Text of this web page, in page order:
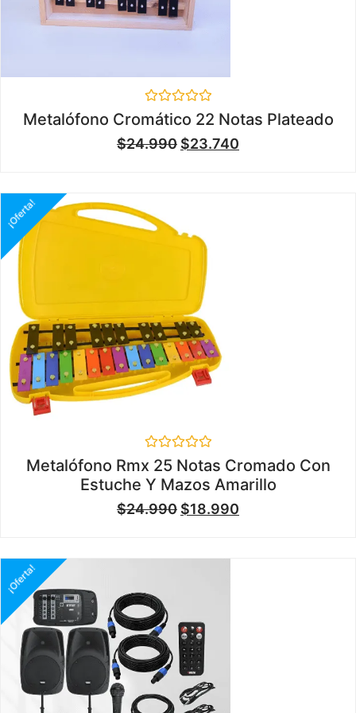
Valorado
en
0
de
Metalófono Cromático 22 Notas Plateado
$24.990 $23.740
¡Oferta!
Valorado
en
0
5
Metalófono Rmx 25 Notas Cromado Con
Estuche Y Mazos Amarillo
$24.990 $18.990
¡Oferta!